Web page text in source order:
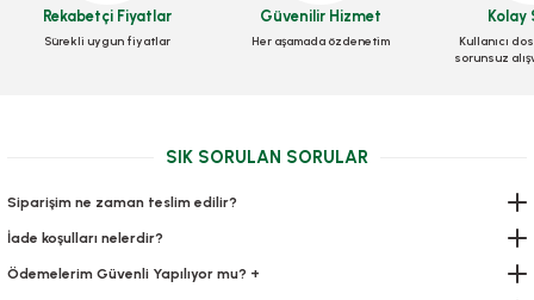
230,00 TL + KDV
262,08 TL+ KDV
19,60 TL
Rekabetçi Fiyatlar
Sürekli uygun fiyatlar
Güvenilir Hizmet
Her aşamada özdenetim
Kolay
Kullanıcı
sorunsuz
SIK SORULAN SORULAR
Siparişim ne zaman teslim edilir?
İade koşulları nelerdir?
Ödemelerim Güvenli Yapılıyor mu? +